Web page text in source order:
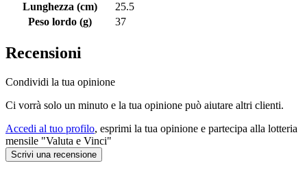
Lunghezza (cm)
25.5
Peso lordo (g)
37
Recensioni
Condividi la tua opinione
Ci vorrà solo un minuto e la tua opinione può aiutare altri clienti.
Accedi al tuo profilo, esprimi la tua opinione e partecipa alla lotteria
mensile "Valuta e Vinci"
Scrivi una recensione